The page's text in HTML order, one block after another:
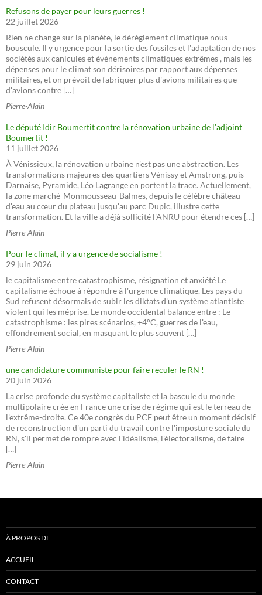
Refusons de payer pour leurs guerres !
22 juillet 2026
Rien ne change sur la planète, le dérèglement climatique nous
bouscule. Il y urgence pour la sortie des fossiles et l'adaptation de nos
sociétés aux canicules et événements climatiques extrêmes , mais les
dépenses pour le climat son dérisoires par rapport aux dépenses
militaires, et on prévoit de fabriquer plus d'avions militaires que
d'avions contre […]
Pierre-Alain
Le député Idir Boumertit contre la rénovation urbaine de l'adjoint
Boumertit !
11 juillet 2026
À Vénissieux, la rénovation urbaine n'est pas une abstraction. Les
transformations majeures des quartiers Vénissy et Amstrong, puis
Darnaise, Pyramide, Léo Lagrange en portent la trace. Actuellement,
la zone marché-Monmousseau-Balmes, depuis le célèbre château
d'eau au cœur du plateau jusqu'au parc Dupic, illustre cette
transformation. Et la ville a déjà sollicité l'ANRU pour étendre ces […]
Pierre-Alain
Pour le climat, il y a urgence de socialisme !
29 juin 2026
le capitalisme entre catastrophisme, résignation et anxiété Le
capitalisme échoue à répondre à l'urgence climatique. Les pays du
Sud refusent désormais de subir les diktats d'un système atlantiste
violent qui les méprise. Le monde occidental balance entre : Le
catastrophisme : les pires scénarios, +4°C, guerres de l'eau,
effondrement social, en masquant le plus souvent […]
Pierre-Alain
une candidature communiste pour faire reculer le RN !
20 juin 2026
La crise profonde du système capitaliste et la bascule du monde
multipolaire crée en France une crise de régime qui est le terreau de
l'extrême-droite. Ce 40e congrès du PCF peut être un moment décisif
de reconstruction d'un parti du travail contre l'imposture sociale du
RN, s'il permet de rompre avec l'idéalisme, l'électoralisme, de faire
[…]
Pierre-Alain
À PROPOS DE
ACCUEIL
CONTACT